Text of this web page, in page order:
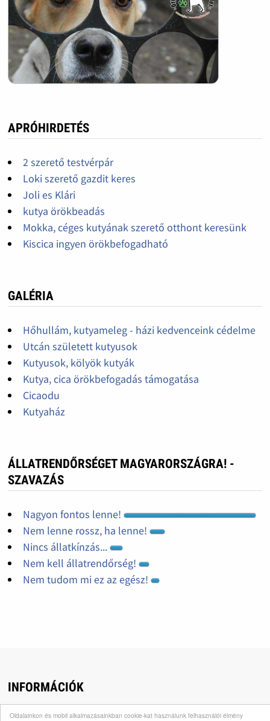
Oldalainkon és mobil alkalmazásainkban cookie-kat használunk felhasználói élmény
APRÓHIRDETÉS
2 szerető testvérpár
Loki szerető gazdit keres
Joli es Klári
kutya örökbeadás
Mokka, céges kutyának szerető otthont keresünk
Kiscica ingyen örökbefogadható
GALÉRIA
Hőhullám, kutyameleg - házi kedvenceink cédelme
Utcán született kutyusok
Kutyusok, kölyök kutyák
Kutya, cica örökbefogadás támogatása
Cicaodu
Kutyaház
ÁLLATRENDŐRSÉGET MAGYARORSZÁGRA! -
SZAVAZÁS
Nagyon fontos lenne!
Nem lenne rossz, ha lenne!
Nincs állatkínzás...
Nem kell állatrendőrség!
Nem tudom mi ez az egész!
INFORMÁCIÓK
Adó 1 állatmenhely © Orpheus Állatvédő Egyesület -